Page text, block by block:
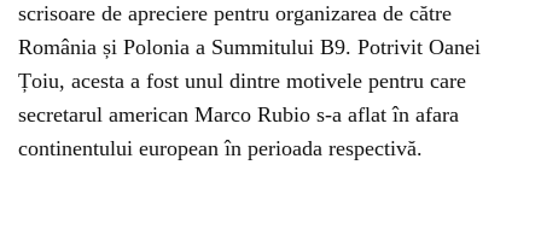
scrisoare de apreciere pentru organizarea de către
România și Polonia a Summitului B9. Potrivit Oanei
Țoiu, acesta a fost unul dintre motivele pentru care
secretarul american Marco Rubio s-a aflat în afara
continentului european în perioada respectivă.